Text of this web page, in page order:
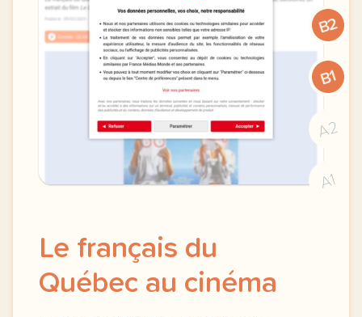
B2
B1
A2
A1
Le français du
Québec au cinéma